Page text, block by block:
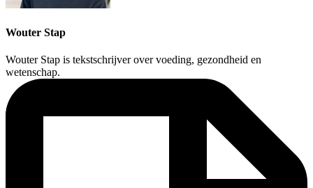
Wouter Stap
Wouter Stap is tekstschrijver over voeding, gezondheid en
wetenschap.